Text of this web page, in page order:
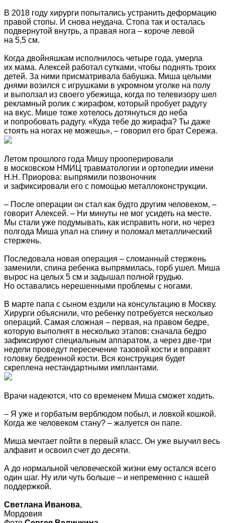
В 2018 году хирурги попытались устранить деформацию
правой стопы. И снова неудача. Стопа так и осталась
подвернутой внутрь, а правая нога – короче левой
на 5,5 см.
Когда двойняшкам исполнилось четыре года, умерла
их мама. Алексей работал сутками, чтобы поднять троих
детей. За ними присматривала бабушка. Миша целыми
днями возился с игрушками в укромном уголке на полу
и выползал из своего убежища, когда по телевизору шел
рекламный ролик с жирафом, который пробует радугу
на вкус. Мише тоже хотелось дотянуться до неба
и попробовать радугу. «Куда тебе до жирафа? Ты даже
стоять на ногах не можешь», – говорил его брат Сережа.
Летом прошлого года Мишу прооперировали
в московском НМИЦ травматологии и ортопедии имени
Н.Н. Приорова: выпрямили позвоночник
и зафиксировали его с помощью металлоконструкции.
– После операции он стал как будто другим человеком, –
говорит Алексей. – Ни минуты не мог усидеть на месте.
Мы стали уже подумывать, как исправить ноги, но через
полгода Миша упал на спину и поломал металлический
стержень.
Последовала новая операция – сломанный стержень
заменили, спина ребенка выпрямилась, горб ушел. Миша
вырос на целых 5 см и задышал полной грудью.
Но оставались нерешенными проблемы с ногами.
В марте папа с сыном ездили на консультацию в Москву.
Хирурги объяснили, что ребенку потребуется несколько
операций. Самая сложная – первая, на правом бедре,
которую выполнят в несколько этапов: сначала бедро
зафиксируют специальным аппаратом, а через две-три
недели проведут пересечение тазовой кости и вправят
головку бедренной кости. Вся конструкция будет
скреплена нестандартными имплантами.
Врачи надеются, что со временем Миша сможет ходить.
– Я уже и горбатым верблюдом побыл, и ловкой кошкой.
Когда же человеком стану? – жалуется он папе.
Миша мечтает пойти в первый класс. Он уже выучил весь
алфавит и освоил счет до десяти.
А до нормальной человеческой жизни ему остался всего
один шаг. Ну или чуть больше – и непременно с нашей
поддержкой.
Светлана Иванова,
Мордовия